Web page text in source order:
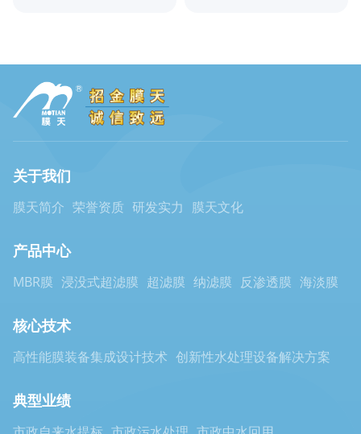
关于我们
膜天简介 荣誉资质 研发实力 膜天文化
产品中心
MBR膜 浸没式超滤膜 超滤膜 纳滤膜 反渗透膜 海淡膜
核心技术
高性能膜装备集成设计技术 创新性水处理设备解决方案
典型业绩